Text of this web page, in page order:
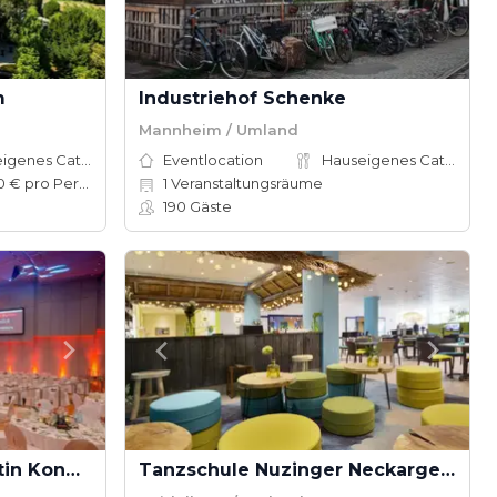
Industriehof Schenke
Mannheim / Umland
Eventlocation
1 Veranstaltungsräume
190 Gäste
Best Western Plus Palatin Kongress Hotel Tanzschule Nuzinger Neckargemünd